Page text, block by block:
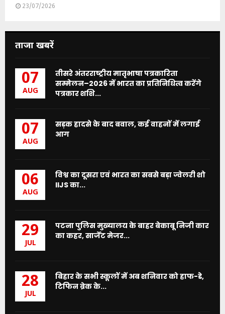
23/07/2026
ताजा खबरें
07
AUG
तीसरे अंतरराष्ट्रीय मातृभाषा पत्रकारिता
सम्मेलन–2026 में भारत का प्रतिनिधित्व करेंगे
पत्रकार शशि...
07
AUG
सड़क हादसे के बाद बवाल, कई वाहनों में लगाई
आग
06
AUG
विश्व का दूसरा एवं भारत का सबसे बड़ा ज्वेलरी शो
IIJS का...
29
JUL
पटना पुलिस मुख्यालय के बाहर बेकाबू निजी कार
का कहर, सार्जेंट मेजर...
28
JUL
बिहार के सभी स्कूलों में अब शनिवार को हाफ-डे,
टिफिन ब्रेक के...